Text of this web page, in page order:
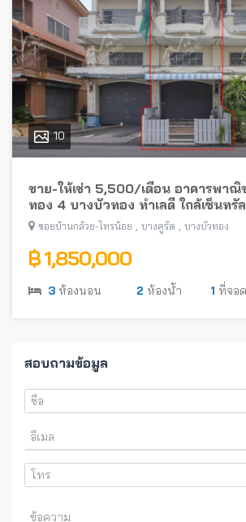
10
ขาย-ให้เช่า 5,500/เดือน อาคารพา
ทอง 4 บางบัวทอง ทำเลดี ใกล้เซ็นทรัล
ซอยบ้านกล้วย-ไทรน้อย บางคูรัด บางบัวทอง
฿ 1,850,000
3 ห้องนอน 2 ห้องน้ำ 1 ที่จอ
สอบถามข้อมูล